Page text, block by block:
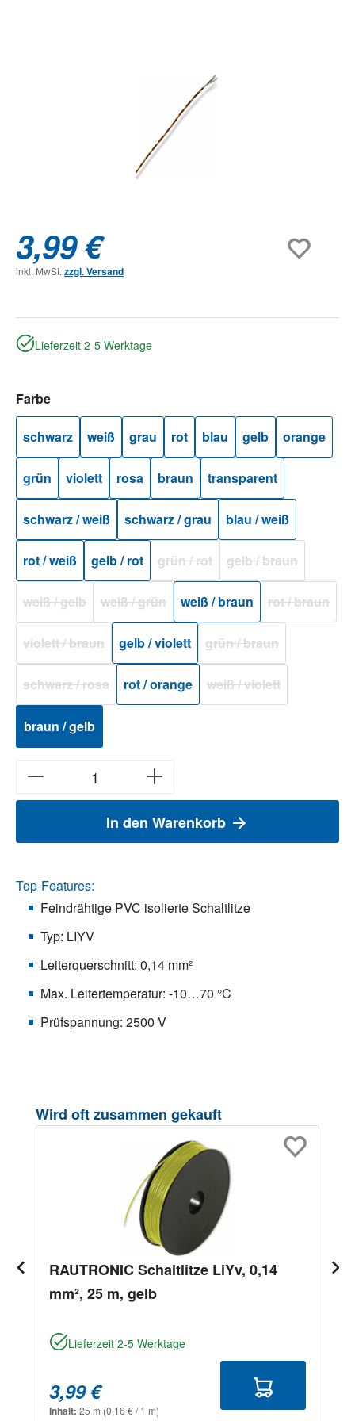
3,99 €
inkl. MwSt. zzgl. Versand
Lieferzeit 2-5 Werktage
Farbeauswählen
schwarz weiß grau rot blau gelb orange
grün violett rosa braun transparent
schwarz / weiß schwarz / grau blau / weiß
rot / weiß gelb / rot grün / rot(Diese Option ist zurzeit nicht
gelb / braun(Diese Option ist
weiß / gelb(Diese Option ist zurzeit nicht verfügbar.)
weiß / grün(Diese Option ist zurzeit nicht verfügbar.)
weiß / braun rot / braun
(Diese
violett / braun(Diese Option ist zurzeit nicht verfügbar.)
gelb / violett grün / braun(Diese Option ist zurzeit
schwarz / rosa(Diese Option ist zurzeit nicht verfügbar.)
rot / orange weiß / violett(Diese Option ist zurzeit
braun / gelb
In den Warenkorb
Top-Features:
Feindrähtige PVC isolierte Schaltlitze
Typ: LIYV
Leiterquerschnitt: 0,14 mm²
Max. Leitertemperatur: -10…70 °C
Prüfspannung: 2500 V
Produktgalerie überspringen
Wird oft zusammen gekauft
RAUTRONIC Schaltlitze LiYv, 0,14
mm², 25 m, gelb
Lieferzeit 2-5 Werktage
3,99 €
Inhalt: 25 m (0,16 € / 1 m)